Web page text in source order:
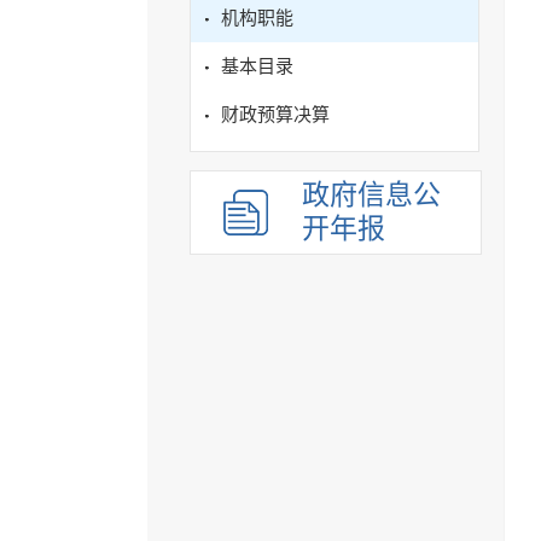
机构职能
基本目录
财政预算决算
政府信息公
开年报